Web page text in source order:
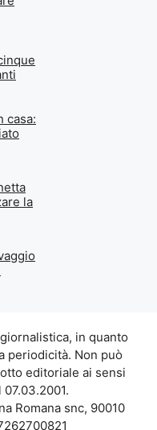
casa:
la
in quanto
periodicità. Non può
editoriale ai sensi
Romana snc, 90010